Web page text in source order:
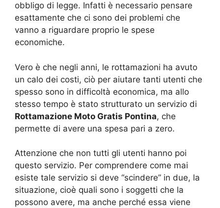
obbligo di legge. Infatti è necessario pensare
esattamente che ci sono dei problemi che
vanno a riguardare proprio le spese
economiche.
Vero è che negli anni, le rottamazioni ha avuto
un calo dei costi, ciò per aiutare tanti utenti che
spesso sono in difficoltà economica, ma allo
stesso tempo è stato strutturato un servizio di
Rottamazione Moto Gratis Pontina, che
permette di avere una spesa pari a zero.
Attenzione che non tutti gli utenti hanno poi
questo servizio. Per comprendere come mai
esiste tale servizio si deve “scindere” in due, la
situazione, cioè quali sono i soggetti che la
possono avere, ma anche perché essa viene